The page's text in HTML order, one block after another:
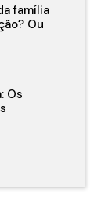
família
Ou
Os